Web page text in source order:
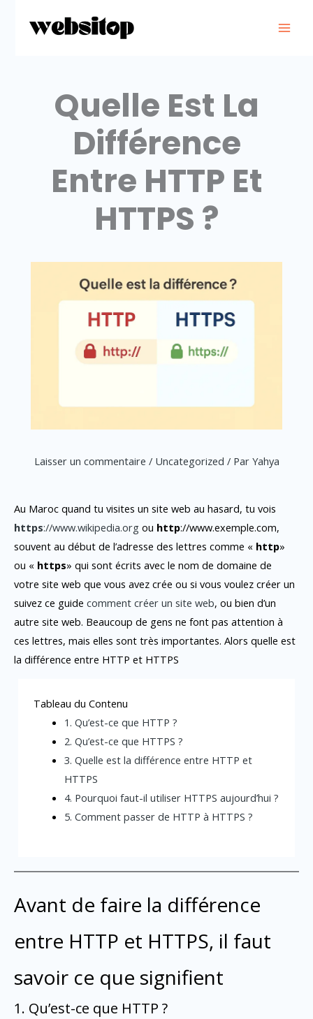
Quelle Est La
Différence
Entre HTTP Et
HTTPS ?
Laisser un commentaire / Uncategorized / Par Yahya
Au Maroc quand tu visites un site web au hasard, tu vois
https://www.wikipedia.org ou http://www.exemple.com,
souvent au début de l’adresse des lettres comme « http»
ou « https» qui sont écrits avec le nom de domaine de
votre site web que vous avez crée ou si vous voulez créer un
suivez ce guide comment créer un site web, ou bien d’un
autre site web. Beaucoup de gens ne font pas attention à
ces lettres, mais elles sont très importantes. Alors quelle est
la différence entre HTTP et HTTPS
Tableau du Contenu
1. Qu’est-ce que HTTP ?
2. Qu’est-ce que HTTPS ?
3. Quelle est la différence entre HTTP et
HTTPS
4. Pourquoi faut-il utiliser HTTPS aujourd’hui ?
5. Comment passer de HTTP à HTTPS ?
Avant de faire la différence
entre HTTP et HTTPS, il faut
savoir ce que signifient
1. Qu’est-ce que HTTP ?